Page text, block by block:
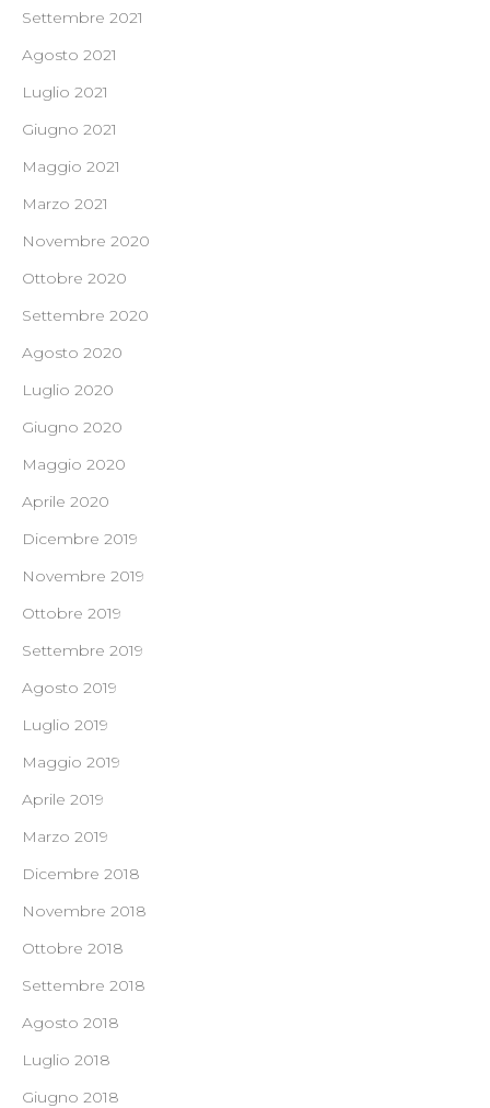
Settembre 2021
Agosto 2021
Luglio 2021
Giugno 2021
Maggio 2021
Marzo 2021
Novembre 2020
Ottobre 2020
Settembre 2020
Agosto 2020
Luglio 2020
Giugno 2020
Maggio 2020
Aprile 2020
Dicembre 2019
Novembre 2019
Ottobre 2019
Settembre 2019
Agosto 2019
Luglio 2019
Maggio 2019
Aprile 2019
Marzo 2019
Dicembre 2018
Novembre 2018
Ottobre 2018
Settembre 2018
Agosto 2018
Luglio 2018
Giugno 2018